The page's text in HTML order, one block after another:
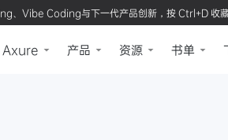
、Vibe Coding与下一代产品创新，按 Ctrl+D 收
Axure 产品 资源 书单